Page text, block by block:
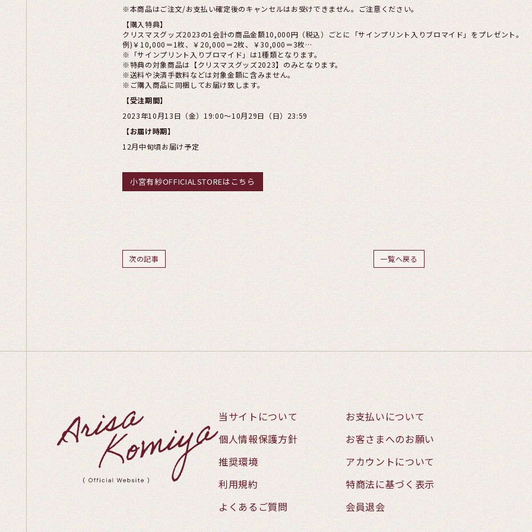
※本商品はご注文/お支払い確定後のキャンセルはお受けできません。ご注意ください。
【購入特典】
クリスマスグッズ2023の1会計の商品金額10,000円（税込）ごとに「サインプリント入りブロマイド」をプレゼント。
例)￥10,000＝1枚、￥20,000＝2枚、￥30,000＝3枚…
※「サインプリント入りブロマイド」は1種類となります。
※特典の対象商品は【クリスマスグッズ2023】のみとなります。
※送料や決済手数料などは対象金額に含みません。
※ご購入商品に同梱してお届け致します。
【受注期間】
2023年10月13日（金）19:00〜10月29日（日）23:59
【お届け時期】
12月中旬頃お届け予定
小宮有紗OFFICIALSTOREはこちら
次の記事 一覧へ戻る
当サイトについて
お支払いについて
個人情報保護方針
お客さまへのお願い
推奨環境
アカウントについて
利用規約
特商法に基づく表示
よくあるご質問
会員退会